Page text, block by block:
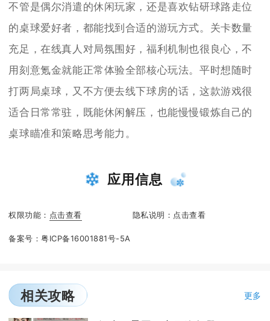
不管是偶尔消遣的休闲玩家，还是喜欢钻研球路走位
的桌球爱好者，都能找到合适的游玩方式。关卡数量
充足，在线真人对局氛围好，福利机制也很良心，不
用刻意氪金就能正常体验全部核心玩法。平时想随时
打两局桌球，又不方便去线下球房的话，这款游戏很
适合日常常驻，既能休闲解压，也能慢慢锻炼自己的
桌球瞄准和策略思考能力。
应用信息
权限功能： 点击查看 隐私说明： 点击查看
备案号：粤ICP备16001881号-5A
相关攻略 更多